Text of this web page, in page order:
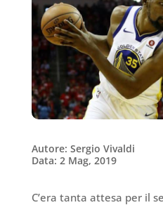
Autore: Sergio Vivaldi
Data: 2 Mag, 2019
C’era tanta attesa per il